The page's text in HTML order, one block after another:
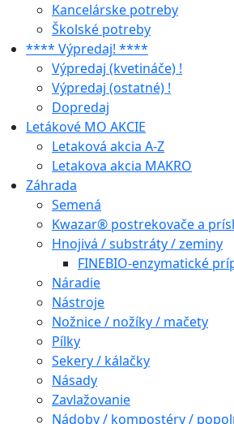
Kancelárske potreby
Školské potreby
**** Výpredaj! ****
Výpredaj (kvetináče) !
Výpredaj (ostatné) !
Dopredaj
Letákové MO AKCIE
Letaková akcia A-Z
Letakova akcia MAKRO
Záhrada
Semená
Kwazar® postrekovače a
Hnojivá / substráty / zeminy
FINEBIO-enzymatické
Náradie
Nástroje
Nožnice / nožíky / mačety
Pílky
Sekery / kálačky
Násady
Zavlažovanie
Nádoby / kompostéry /